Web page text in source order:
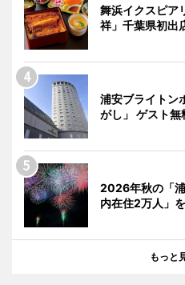
舞浜イクスピア
祥」千葉県初出
浦安ブライトン
がし」 ゲスト無
2026年秋の「
内在住2万人」
もっと